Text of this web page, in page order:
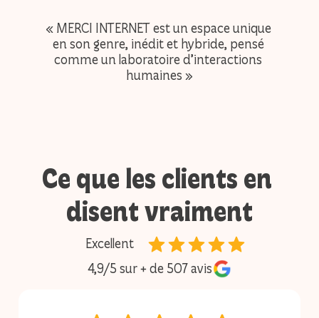
45 min
« MERCI INTERNET est un espace unique
en son genre, inédit et hybride, pensé
comme un laboratoire d’interactions
humaines »
Ce que les clients en
disent vraiment
Excellent
4,9/5 sur + de 507 avis